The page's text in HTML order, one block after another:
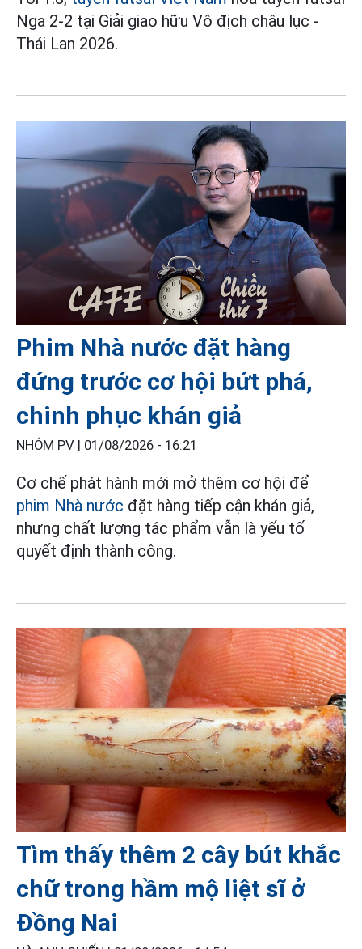
Nga 2-2 tại Giải giao hữu Vô địch châu lục -
Thái Lan 2026.
Phim Nhà nước đặt hàng
đứng trước cơ hội bứt phá,
chinh phục khán giả
NHÓM PV | 01/08/2026 - 16:21
Cơ chế phát hành mới mở thêm cơ hội để
phim Nhà nước đặt hàng tiếp cận khán giả,
nhưng chất lượng tác phẩm vẫn là yếu tố
quyết định thành công.
Tìm thấy thêm 2 cây bút khắc
chữ trong hầm mộ liệt sĩ ở
Đồng Nai